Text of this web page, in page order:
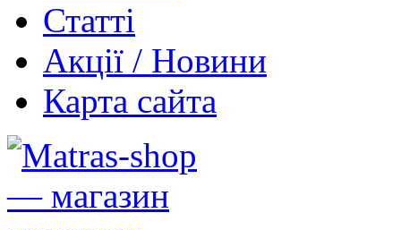
Статті
Акції / Новини
Карта сайта